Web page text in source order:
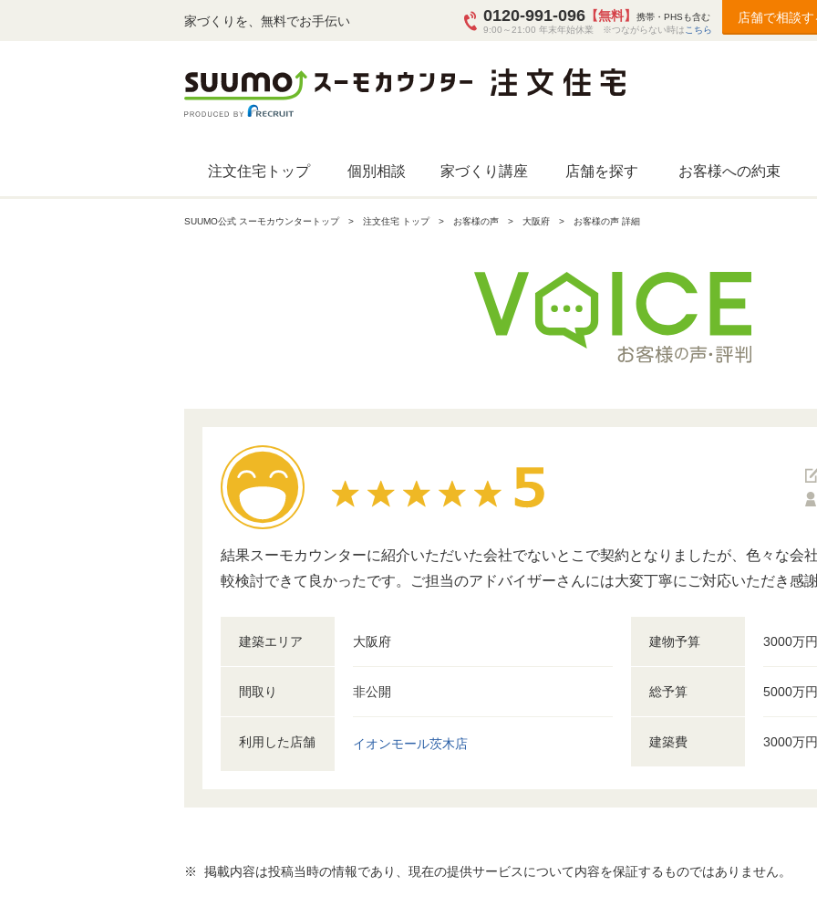
家づくりを、無料でお手伝い 0120-991-096 【無料】
携帯・PHSも含む
9:00～21:00 年末年始休業 ※つながらない時は こちら
店舗で相談す
注文住宅トップ 個別相談 家づくり講座 店舗を探す お客様への約束
SUUMO公式 スーモカウンタートップ 注文住宅 トップ お客様の声 大阪府 お客様の声 詳細
結果スーモカウンターに紹介いただいた会社でないとこで契約となりましたが、色々な会
較検討できて良かったです。ご担当のアドバイザーさんには大変丁寧にご対応いただき感謝
建築エリア 大阪府
間取り 非公開
利用した店舗 イオンモール茨木店
建物予算 3000万
総予算 5000万
建築費 3000万
※ 掲載内容は投稿当時の情報であり、現在の提供サービスについて内容を保証するものではありません。